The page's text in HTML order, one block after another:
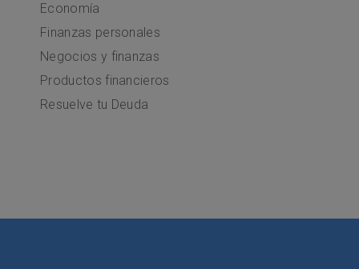
Economía
Finanzas personales
Negocios y finanzas
Productos financieros
Resuelve tu Deuda